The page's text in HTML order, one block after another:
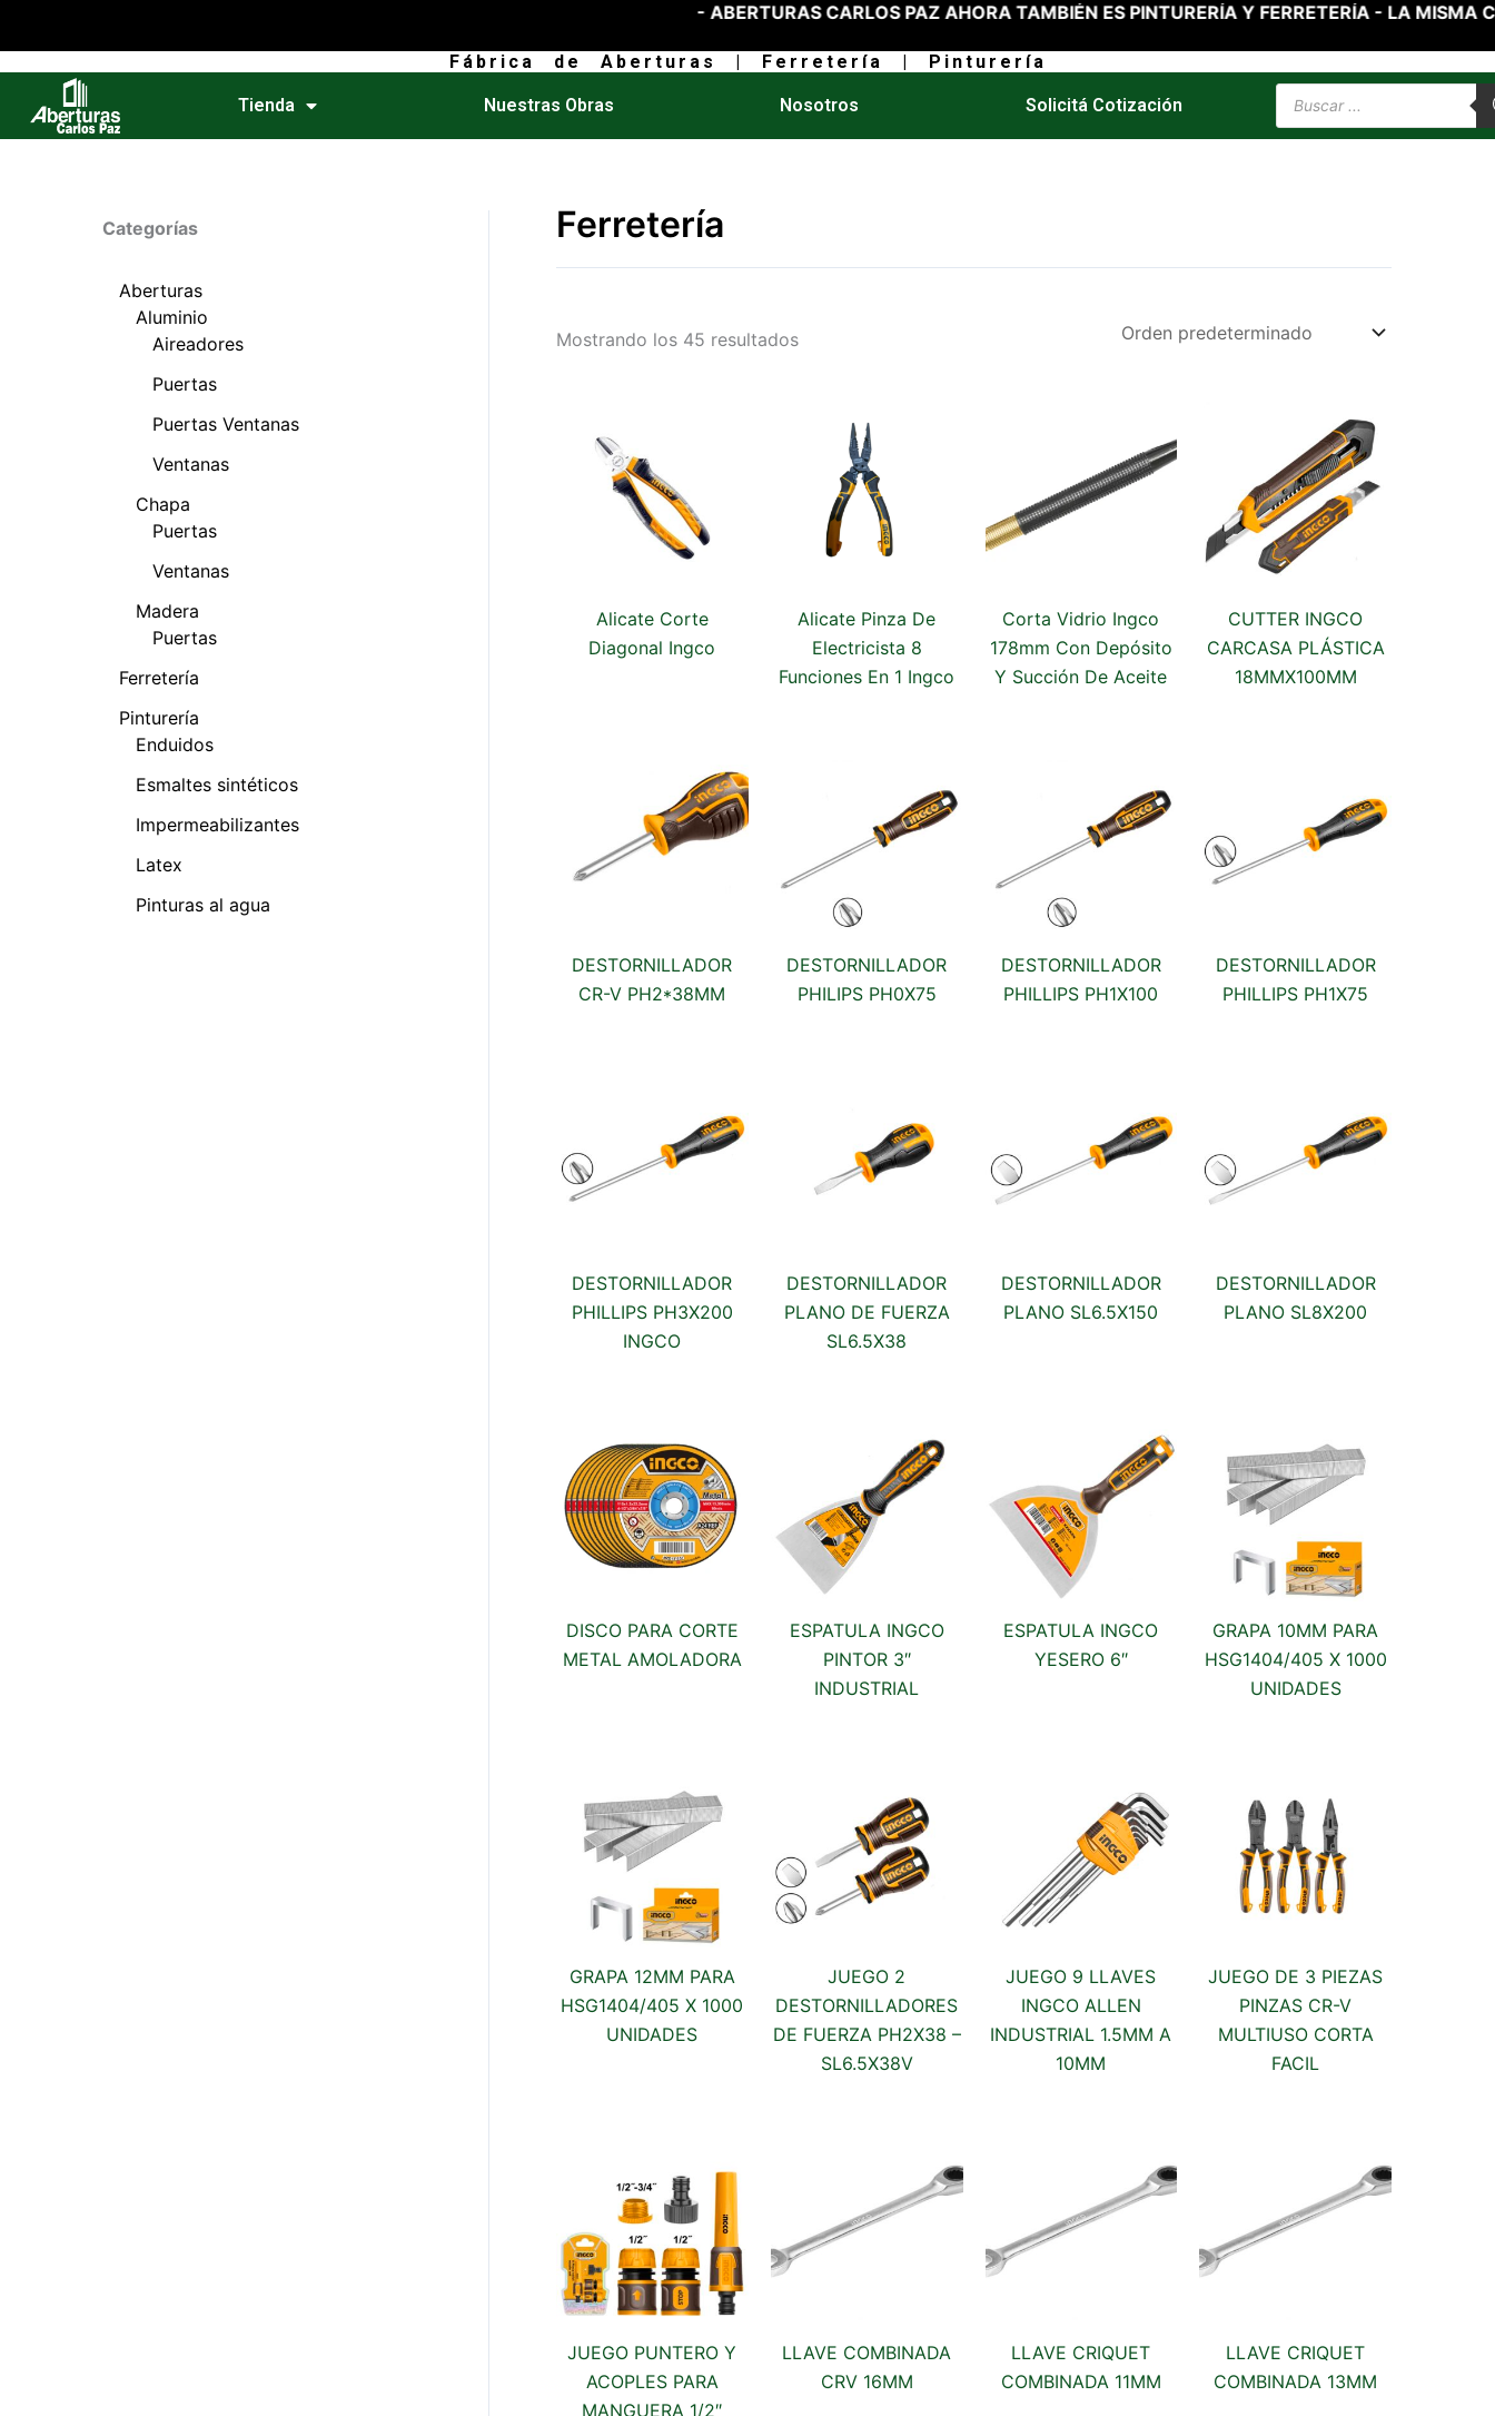
contenido
- ABERTURAS CARLOS PAZ AHORA TAMBIÉN ES PINTURERÍA Y FERRETERÍA - LA MISMA CALIDAD DE
Fábrica de Aberturas | Ferretería | Pinturería
Tienda Nuestras Obras Nosotros Solicitá Cotización
Products
search
Categorías
Aberturas
Aluminio
Aireadores
Puertas
Puertas Ventanas
Ventanas
Chapa
Puertas
Ventanas
Madera
Puertas
Ferretería
Pinturería
Enduidos
Esmaltes sintéticos
Impermeabilizantes
Latex
Pinturas al agua
Ferretería
Mostrando los 45 resultados
Alicate Corte
Diagonal Ingco
Alicate Pinza De
Electricista 8
Funciones En 1 Ingco
Corta Vidrio Ingco
178mm Con Depósito
Y Succión De Aceite
CUTTER INGCO
CARCASA PLÁSTICA
18MMX100MM
DESTORNILLADOR
CR-V PH2*38MM
DESTORNILLADOR
PHILIPS PH0X75
DESTORNILLADOR
PHILLIPS PH1X100
DESTORNILLADOR
PHILLIPS PH1X75
DESTORNILLADOR
PHILLIPS PH3X200
INGCO
DESTORNILLADOR
PLANO DE FUERZA
SL6.5X38
DESTORNILLADOR
PLANO SL6.5X150
DESTORNILLADOR
PLANO SL8X200
DISCO PARA CORTE
METAL AMOLADORA
ESPATULA INGCO
PINTOR 3″
INDUSTRIAL
ESPATULA INGCO
YESERO 6″
GRAPA 10MM PARA
HSG1404/405 X 1000
UNIDADES
GRAPA 12MM PARA
HSG1404/405 X 1000
UNIDADES
JUEGO 2
DESTORNILLADORES
DE FUERZA PH2X38 –
SL6.5X38V
JUEGO 9 LLAVES
INGCO ALLEN
INDUSTRIAL 1.5MM A
10MM
JUEGO DE 3 PIEZAS
PINZAS CR-V
MULTIUSO CORTA
FACIL
JUEGO PUNTERO Y
ACOPLES PARA
MANGUERA 1/2″
LLAVE COMBINADA
CRV 16MM
LLAVE CRIQUET
COMBINADA 11MM
LLAVE CRIQUET
COMBINADA 13MM